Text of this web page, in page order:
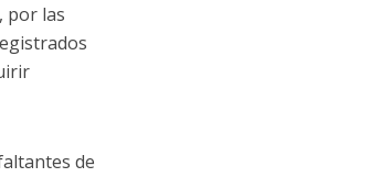
por las
de